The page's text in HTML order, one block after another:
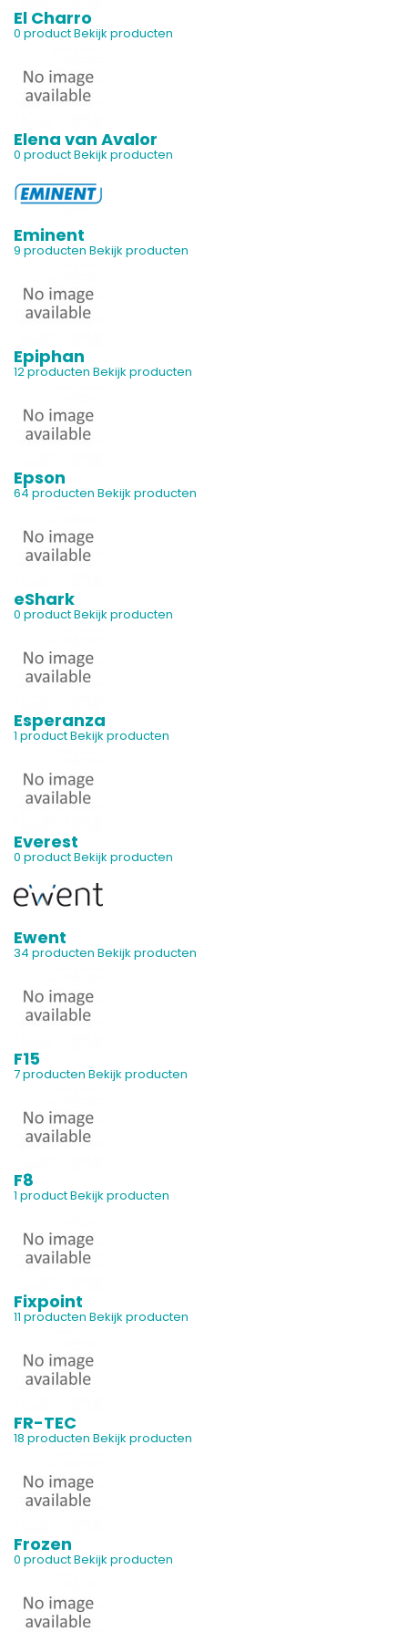
El Charro
0 productBekijk producten
Elena van Avalor
0 productBekijk producten
Eminent
9 producten Bekijk producten
Epiphan
12 producten Bekijk producten
Epson
64 producten Bekijk producten
eShark
0 productBekijk producten
Esperanza
1 productBekijk producten
Everest
0 productBekijk producten
Ewent
34 producten Bekijk producten
F15
7 producten Bekijk producten
F8
1 productBekijk producten
Fixpoint
11 producten Bekijk producten
FR-TEC
18 producten Bekijk producten
Frozen
0 productBekijk producten